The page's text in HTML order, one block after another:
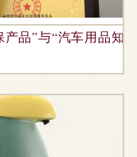
品”与“汽车用品知